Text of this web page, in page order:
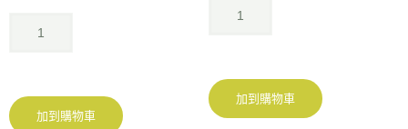
加到購物車
加到購物車